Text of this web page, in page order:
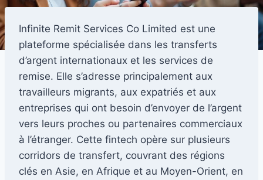
Infinite Remit Services Co Limited est une
plateforme spécialisée dans les transferts
d’argent internationaux et les services de
remise. Elle s’adresse principalement aux
travailleurs migrants, aux expatriés et aux
entreprises qui ont besoin d’envoyer de l’argent
vers leurs proches ou partenaires commerciaux
à l’étranger. Cette fintech opère sur plusieurs
corridors de transfert, couvrant des régions
clés en Asie, en Afrique et au Moyen-Orient, en